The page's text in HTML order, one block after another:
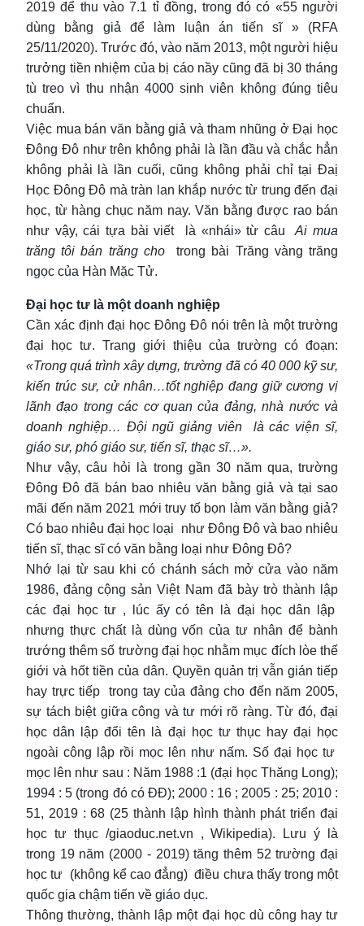
2019 để thu vào 7.1 tỉ đồng, trong đó có «55 người
dùng bằng giả để làm luận án tiến sĩ » (RFA
25/11/2020). Trước đó, vào năm 2013, một người hiệu
trưởng tiền nhiệm của bị cáo nầy cũng đã bị 30 tháng
tù treo vì thu nhận 4000 sinh viên không đúng tiêu
chuẩn.
Việc mua bán văn bằng giả và tham nhũng ở Đại học
Đông Đô như trên không phải là lần đầu và chắc hẳn
không phải là lần cuối, cũng không phải chỉ tại Đaị
Học Đông Đô mà tràn lan khắp nước từ trung đến đại
học, từ hàng chục năm nay. Văn bằng được rao bán
như vậy, cái tựa bài viết là «nhái» từ câu
Ai mua
trăng tôi bán trăng chotrong bài Trăng vàng trăng
ngọc của Hàn Mặc Tử.
Đại học tư là một doanh nghiệp
Cần xác định đại học Đông Đô nói trên là một trường
đại học tư. Trang giới thiệu của trường có đoạn:
«Trong quá trình xây dựng, trường đã có 40 000 kỹ sư,
kiến trúc sư, cử nhân…tốt nghiệp đang giữ cương vị
lãnh đạo trong các cơ quan của đảng, nhà nước và
doanh nghiệp… Đội ngũ giảng viên là các viện sĩ,
giáo sư, phó giáo sư, tiến sĩ, thạc sĩ…».
Như vậy, câu hỏi là trong gần 30 năm qua, trường
Đông Đô đã bán bao nhiêu văn bằng giả và tại sao
mãi đến năm 2021 mới truy tố bọn làm văn bằng giả?
Có bao nhiêu đại học loại như Đông Đô và bao nhiêu
tiến sĩ, thạc sĩ có văn bằng loại như Đông Đô?
Nhớ lại từ sau khi có chánh sách mở cửa vào năm
1986, đảng cộng sản Việt Nam đã bày trò thành lập
các đại học tư , lúc ấy có tên là đại học dân lập
nhưng thực chất là dùng vốn của tư nhân để bành
trướng thêm số trường đại học nhằm mục đích lòe thế
giới và hốt tiền của dân. Quyền quản trị vẫn gián tiếp
hay trực tiếp trong tay của đảng cho đến năm 2005,
sự tách biệt giữa công và tư mới rõ ràng. Từ đó, đại
học dân lập đổi tên là đại học tư thục hay đại học
ngoài công lập rồi mọc lên như nấm. Số đại học tư
mọc lên như sau : Năm 1988 :1 (đại học Thăng Long);
1994 : 5 (trong đó có ĐĐ); 2000 : 16 ; 2005 : 25; 2010 :
51, 2019 : 68 (25 thành lập hình thành phát triển đại
học tư thục /giaoduc.net.vn , Wikipedia). Lưu ý là
trong 19 năm (2000 - 2019) tăng thêm 52 trường đại
học tư (không kể cao đẳng) điều chưa thấy trong một
quốc gia chậm tiến về giáo dục.
Thông thường, thành lập một đại học dù công hay tư